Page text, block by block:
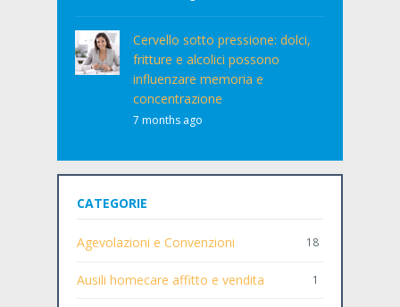
Cervello sotto pressione: dolci,
fritture e alcolici possono
influenzare memoria e
concentrazione
7 months ago
CATEGORIE
Agevolazioni e Convenzioni 18
Ausili homecare affitto e vendita 1